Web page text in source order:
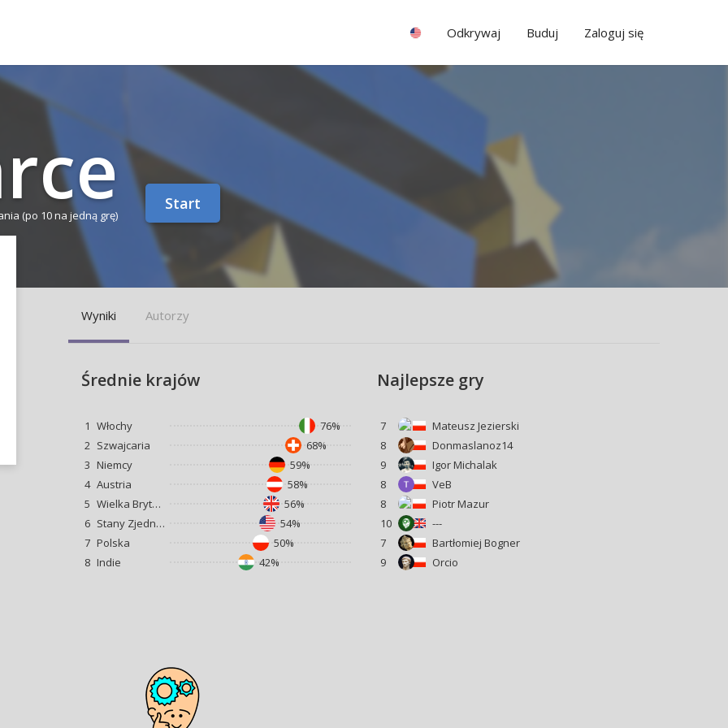
Odkrywaj Buduj Zaloguj się
(po 10 na jedną grę)
Start
Wyniki Autorzy
Średnie krajów
1 Włochy
76%
2 Szwajcaria
68%
3 Niemcy
59%
4 Austria
58%
5
Wielka Brytania
56%
6
Stany Zjednoczone
54%
7 Polska
50%
8 Indie 42%
Najlepsze gry
7
Mateusz Jezierski
8
Donmaslanoz14
9
Igor Michalak
8
VeB
8
Piotr Mazur
10
---
7
Bartłomiej Bogner
9
Orcio